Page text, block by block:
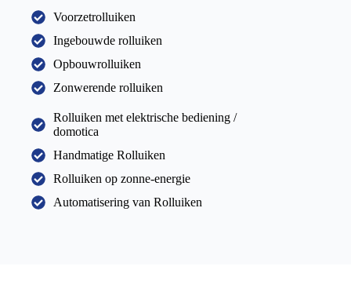
Voorzetrolluiken
Ingebouwde rolluiken
Opbouwrolluiken
Zonwerende rolluiken
Rolluiken met elektrische bediening /
domotica
Handmatige Rolluiken
Rolluiken op zonne-energie
Automatisering van Rolluiken